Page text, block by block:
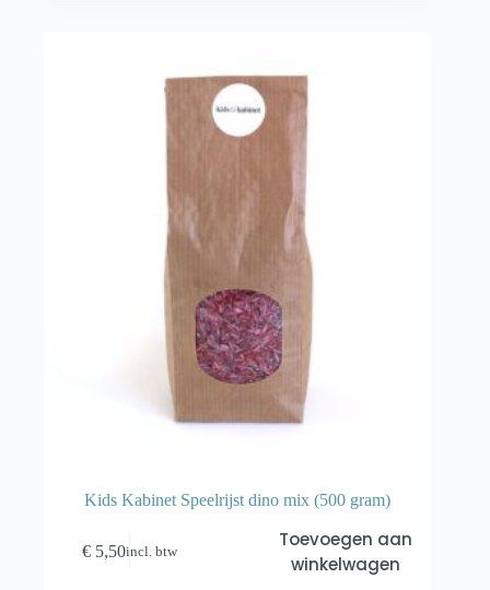
Kids Kabinet Speelrijst dino mix (500 gram)
€ 5,50incl. btw
Toevoegen aan
winkelwagen